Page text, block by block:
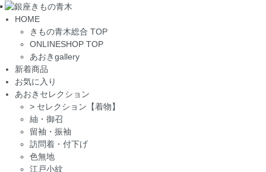
Toggle
navigation
HOME
きもの青木総合 TOP
ONLINESHOP TOP
あおきgallery
新着商品
お気に入り
あおきセレクション
> セレクション【着物】
紬・御召
留袖・振袖
訪問着・付下げ
色無地
江戸小紋